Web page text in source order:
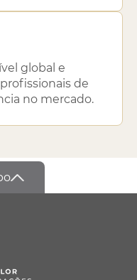
global e
de
no mercado.